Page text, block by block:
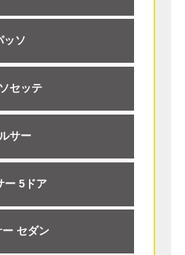
ッソ
セッテ
サー
ー 5ドア
セダン